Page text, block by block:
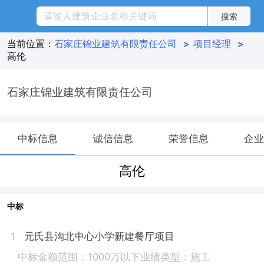
当前位置： 石家庄锦业建筑有限责任公司 > 项目经理
>
高伦
石家庄锦业建筑有限责任公司
中标信息 诚信信息 荣誉信息 企
高伦
中标
1
元氏县沟北中心小学新建餐厅项目
中标金额范围：1000万以下业绩类型：施工